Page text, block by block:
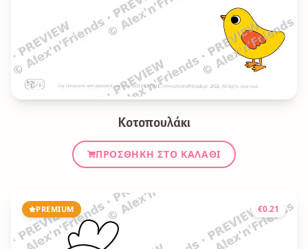
Κοτοπουλάκι
ΠΡΟΣΘΉΚΗ ΣΤΟ ΚΑΛΆΘΙ
PREMIUM €0.21